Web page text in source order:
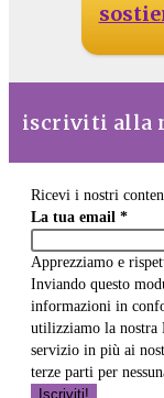
iscriviti alla
Ricevi i nostri
La tua email *
Apprezziamo e
Inviando questo
informazioni in
utilizziamo la nostra
servizio in più ai
terze parti per